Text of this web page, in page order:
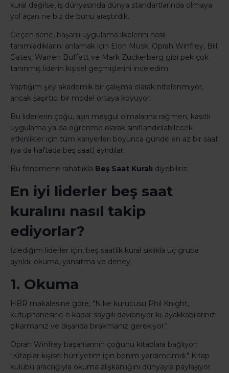
kural değilse, iş dünyasında dünya standartlarında olmaya
yol açan ne biz de bunu araştırdık.
Geçen sene, başarılı uygulama ilkelerini nasıl
tanımladıklarını anlamak için Elon Musk, Oprah Winfrey, Bill
Gates, Warren Buffett ve Mark Zuckerberg gibi pek çok
tanınmış liderin kişisel geçmişlerini inceledim.
Yaptığım şey akademik bir çalışma olarak nitelenmiyor,
ancak şaşırtıcı bir model ortaya koyuyor.
Bu liderlerin çoğu, aşırı meşgul olmalarına rağmen, kasıtlı
uygulama ya da öğrenme olarak sınıflandırılabilecek
etkinlikler için tüm kariyerleri boyunca günde en az bir saat
(ya da haftada beş saat) ayırdılar.
Bu fenomene rahatlıkla Beş Saat Kuralı diyebiliriz.
En iyi liderler beş saat
kuralını nasıl takip
ediyorlar?
İzlediğim liderler için, beş saatlik kural sıklıkla üç gruba
ayrıldı: okuma, yansıtma ve deney.
1. Okuma
HBR makalesine göre, "Nike kurucusu Phil Knight,
kütüphanesine o kadar saygılı davranıyor ki, ayakkabılarınızı
çıkarmanız ve dışarıda bırakmanız gerekiyor."
Oprah Winfrey başarılarının çoğunu kitaplara bağlıyor:
"Kitaplar kişisel hürriyetim için benim yardımcımdı." Kitap
kulübü aracılığıyla okuma alışkanlığını dünyayla paylaşıyor